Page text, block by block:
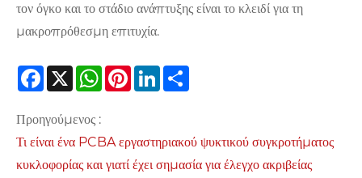
τον όγκο και το στάδιο ανάπτυξης είναι το κλειδί για τη
μακροπρόθεσμη επιτυχία.
Facebook
X WhatsApp
PinterestLinkedIn
Προηγούμενος :
Τι είναι ένα PCBA εργαστηριακού ψυκτικού συγκροτήματος
κυκλοφορίας και γιατί έχει σημασία για έλεγχο ακριβείας